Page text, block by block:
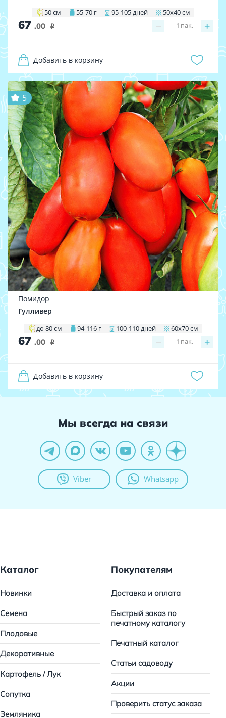
50 см 55-70 г 95-105 дней 50х40 см
67 .00 i − +
1 пак.
Добавить в корзину
5
Помидор
Гулливер
до 80 см 94-116 г 100-110 дней 60х70 см
67 .00 i − +
1 пак.
Добавить в корзину
Мы всегда на связи
Viber Whatsapp
Каталог
Новинки
Семена
Плодовые
Декоративные
Картофель / Лук
Сопутка
Земляника
Покупателям
Доставка и оплата
Быстрый заказ по
печатному каталогу
Печатный каталог
Статьи садоводу
Акции
Проверить статус заказа